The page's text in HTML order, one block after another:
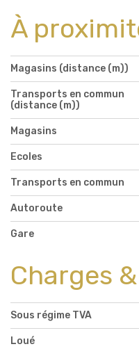
À
Magasins (distance (m))
Transports en commun
(distance (m))
Magasins
Ecoles
Transports en commun
Autoroute
Gare
Charges
Sous régime TVA
Loué